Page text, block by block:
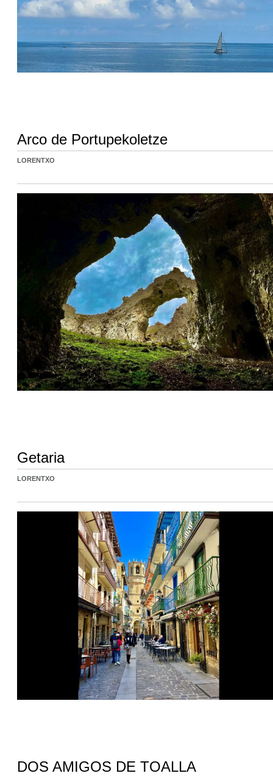
Arco de Portupekoletze
LORENTXO
Getaria
LORENTXO
DOS AMIGOS DE TOALLA